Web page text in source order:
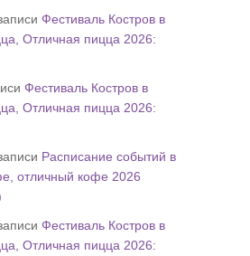
Фестиваль Костров в
Отличная пицца 2026:
Фестиваль Костров в
Отличная пицца 2026:
Расписание событий в
отличный кофе 2026
Фестиваль Костров в
Отличная пицца 2026: